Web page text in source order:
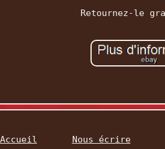
Retournez-le
Accueil Nous écrire